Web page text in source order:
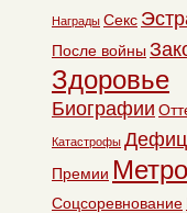
Награды Секс
После войны
Здоровье
Биографии
Катастрофы
Премии Метро
Соцсоревнование